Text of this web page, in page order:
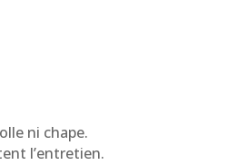
ni chape.
l’entretien.